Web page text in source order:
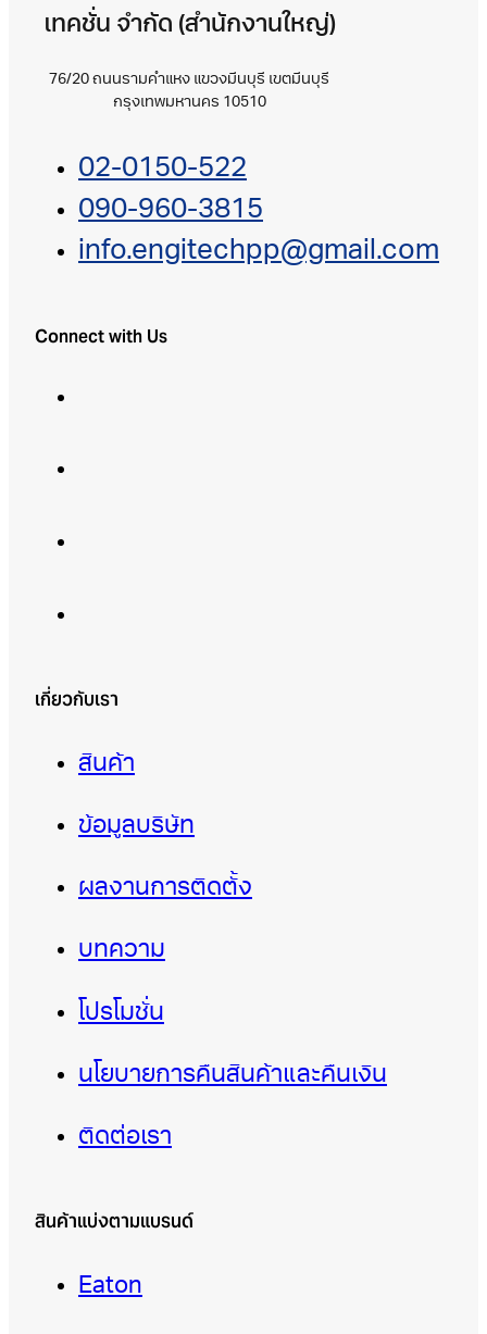
เทคชั่น จำกัด (สำนักงานใหญ่)
76/20 ถนนรามคำแหง แขวงมีนบุรี เขตมีนบุรี
กรุงเทพมหานคร 10510
02-0150-522
090-960-3815
info.engitechpp@gmail.com
เกี่ยวกับเรา
สินค้า
ข้อมูลบริษัท
ผลงานการติดตั้ง
บทความ
โปรโมชั่น
นโยบายการคืนสินค้าและคืนเงิน
ติดต่อเรา
สินค้าแบ่งตามแบรนด์
Eaton
Connect with Us